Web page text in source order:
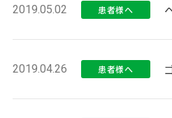
2019.05.02 患者様へ
2019.04.26 患者様へ